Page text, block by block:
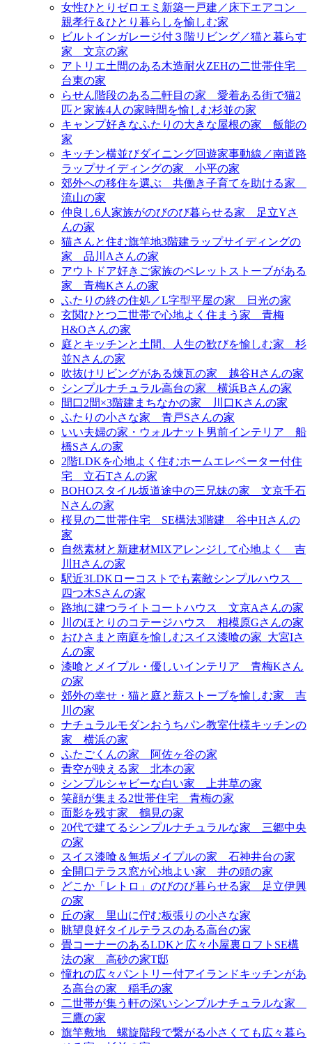
女性ひとりゼロエミ新築一戸建／床下エアコン＿
親孝行＆ひとり暮らしを愉しむ家
ビルトインガレージ付３階リビング／猫と暮らす
家＿文京の家
アトリエ土間のある木造耐火ZEHの二世帯住宅＿
台東の家
らせん階段のある二軒目の家＿愛着ある街で猫2
匹と家族4人の家時間を愉しむ杉並の家
キャンプ好きなふたりの大きな屋根の家＿飯能の
家
キッチン横並びダイニング回遊家事動線／南道路
ラップサイディングの家＿小平の家
郊外への移住を選ぶ＿共働き子育てを助ける家＿
流山の家
仲良し6人家族がのびのび暮らせる家＿足立Yさ
んの家
猫さんと住む旗竿地3階建ラップサイディングの
家＿品川Aさんの家
アウトドア好きご家族のペレットストーブがある
家＿青梅Kさんの家
ふたりの終の住処／L字型平屋の家＿日光の家
玄関ひとつ二世帯で心地よく住まう家＿青梅
H&Oさんの家
庭とキッチンと土間、人生の歓びを愉しむ家＿杉
並Nさんの家
吹抜けリビングがある煉瓦の家＿越谷Hさんの家
シンプルナチュラル高台の家＿横浜Bさんの家
間口2間×3階建まちなかの家＿川口Kさんの家
ふたりの小さな家＿青戸Sさんの家
いい夫婦の家・ウォルナット男前インテリア＿船
橋Sさんの家
2階LDKを心地よく住むホームエレベーター付住
宅＿立石Tさんの家
BOHOスタイル坂道途中の三兄妹の家＿文京千石
Nさんの家
桜見の二世帯住宅＿SE構法3階建＿谷中Hさんの
家
自然素材と新建材MIXアレンジして心地よく＿吉
川Hさんの家
駅近3LDKローコストでも素敵シンプルハウス＿
四つ木Sさんの家
路地に建つライトコートハウス＿文京Aさんの家
川のほとりのコテージハウス＿相模原Gさんの家
おひさまと南庭を愉しむスイス漆喰の家_大宮Iさ
んの家
漆喰とメイプル・優しいインテリア＿青梅Kさん
の家
郊外の幸せ・猫と庭と薪ストーブを愉しむ家＿吉
川の家
ナチュラルモダンおうちパン教室仕様キッチンの
家＿横浜の家
ふたごくんの家＿阿佐ヶ谷の家
青空が映える家＿北本の家
シンプルシャビーな白い家＿上井草の家
笑顔が集まる2世帯住宅＿青梅の家
面影を残す家＿鶴見の家
20代で建てるシンプルナチュラルな家＿三郷中央
の家
スイス漆喰＆無垢メイプルの家＿石神井台の家
全開口テラス窓が心地よい家＿井の頭の家
どこか「レトロ」のびのび暮らせる家＿足立伊興
の家
丘の家＿里山に佇む板張りの小さな家
眺望良好タイルテラスのある高台の家
畳コーナーのあるLDKと広々小屋裏ロフトSE構
法の家＿高砂の家T邸
憧れの広々パントリー付アイランドキッチンがあ
る高台の家＿稲毛の家
二世帯が集う軒の深いシンプルナチュラルな家＿
三鷹の家
旗竿敷地＿螺旋階段で繋がる小さくても広々暮ら